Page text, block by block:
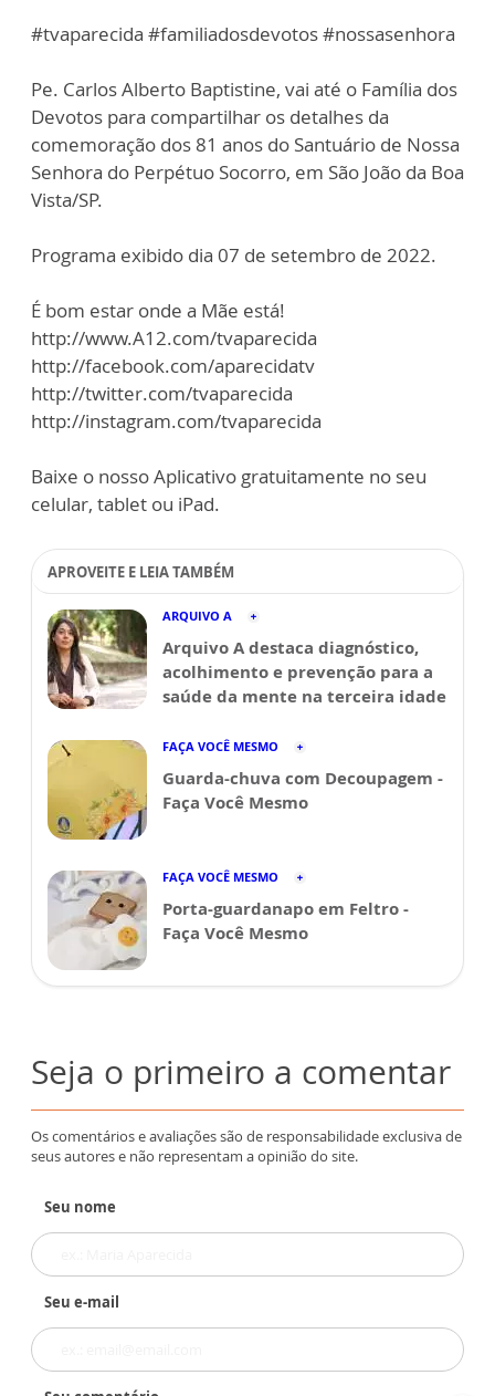
#tvaparecida #familiadosdevotos #nossasenhora
Pe. Carlos Alberto Baptistine, vai até o Família dos
Devotos para compartilhar os detalhes da
comemoração dos 81 anos do Santuário de Nossa
Senhora do Perpétuo Socorro, em São João da Boa
Vista/SP.
Programa exibido dia 07 de setembro de 2022.
É bom estar onde a Mãe está!
http://www.A12.com/tvaparecida
http://facebook.com/aparecidatv
http://twitter.com/tvaparecida
http://instagram.com/tvaparecida
Baixe o nosso Aplicativo gratuitamente no seu
celular, tablet ou iPad.
APROVEITE E LEIA TAMBÉM
ARQUIVO A
Arquivo A destaca diagnóstico,
acolhimento e prevenção para a
saúde da mente na terceira idade
FAÇA VOCÊ MESMO
Guarda-chuva com Decoupagem -
Faça Você Mesmo
FAÇA VOCÊ MESMO
Porta-guardanapo em Feltro -
Faça Você Mesmo
Seja o primeiro a comentar
Os comentários e avaliações são de responsabilidade exclusiva de
seus autores e não representam a opinião do site.
Seu nome
Seu e-mail